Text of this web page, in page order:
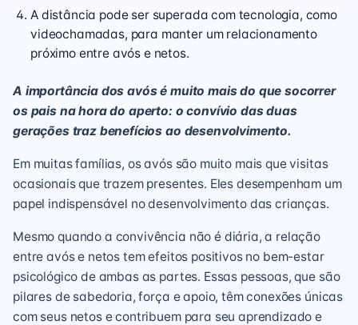
A distância pode ser superada com tecnologia, como
videochamadas, para manter um relacionamento
próximo entre avós e netos.
A importância dos avós é muito mais do que socorrer
os pais na hora do aperto: o convívio das duas
gerações traz benefícios ao desenvolvimento.
Em muitas famílias, os avós são muito mais que visitas
ocasionais que trazem presentes. Eles desempenham um
papel indispensável no desenvolvimento das crianças.
Mesmo quando a convivência não é diária, a relação
entre avós e netos tem efeitos positivos no bem-estar
psicológico de ambas as partes. Essas pessoas, que são
pilares de sabedoria, força e apoio, têm conexões únicas
com seus netos e contribuem para seu aprendizado e